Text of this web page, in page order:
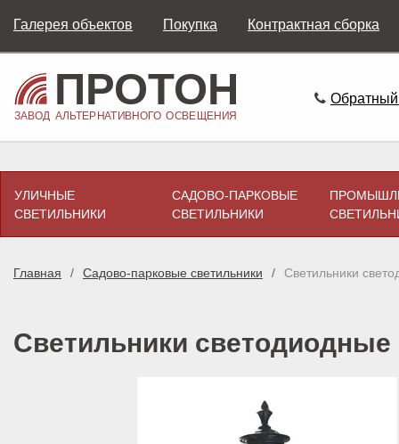
Галерея объектов Покупка Контрактная сборка
Обратный
УЛИЧНЫЕ
СВЕТИЛЬНИКИ
САДОВО-ПАРКОВЫЕ
СВЕТИЛЬНИКИ
Главная Садово-парковые светильники Светильники
Светильники